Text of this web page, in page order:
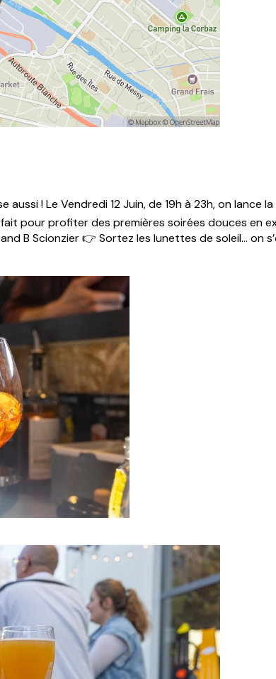
! Le Vendredi 12 Juin, de 19h à 23h, on
pour profiter des premières soirées douces en
B Scionzier 👉 Sortez les lunettes de soleil… on